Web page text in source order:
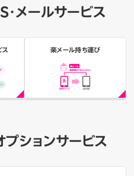
・メールサービス
ス 楽メール持ち運び
プションサービス